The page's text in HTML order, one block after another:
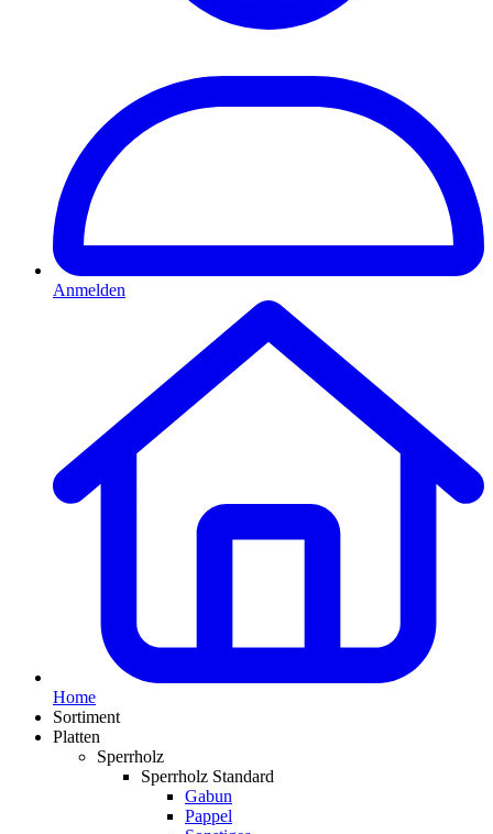
Anmelden
Home
Sortiment
Platten
Sperrholz
Sperrholz Standard
Gabun
Pappel